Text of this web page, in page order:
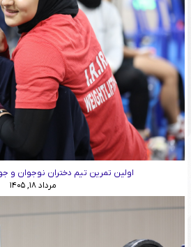
اولین تمرین تیم دختران نوجوان و
مرداد ۱۸, ۱۴۰۵